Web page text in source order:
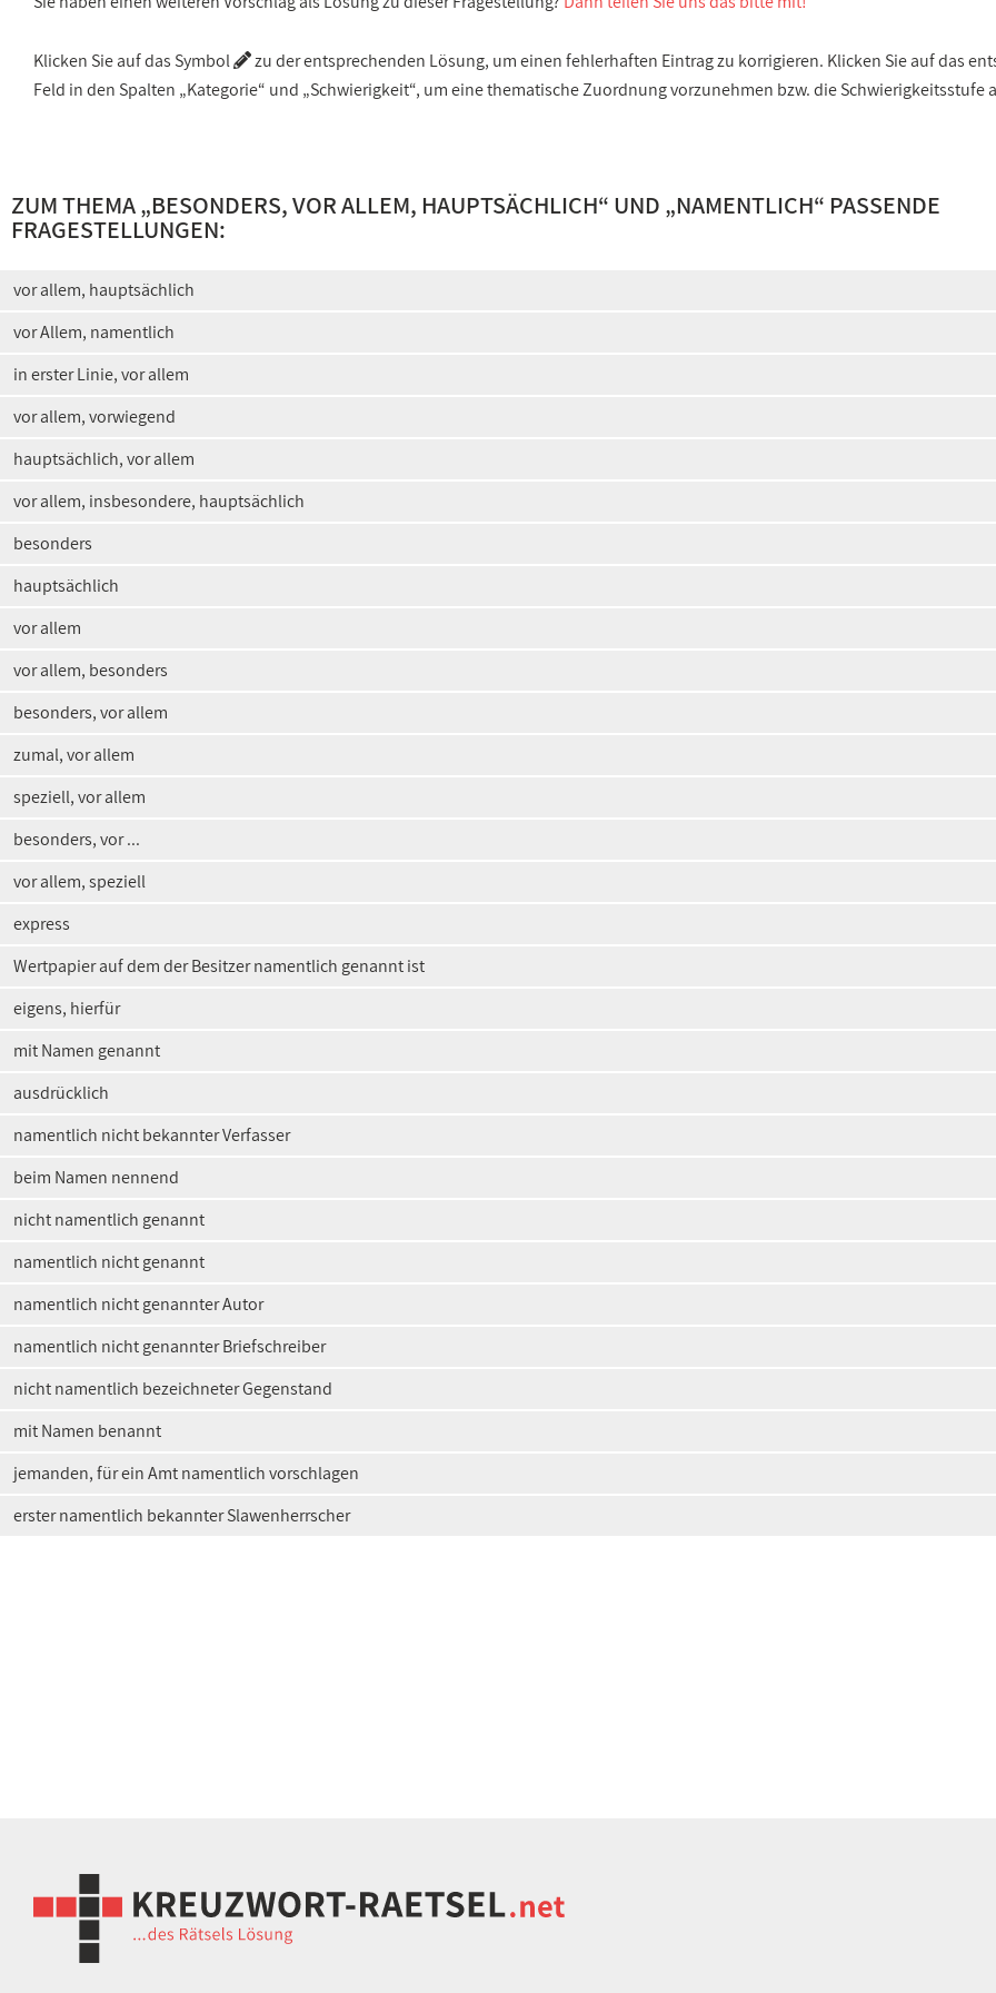
Klicken Sie auf das Symbol
zu der entsprechenden Lösung, um einen fehlerhaften Eintrag zu korrigieren. Klicken Sie auf das
Feld in den Spalten „Kategorie“ und „Schwierigkeit“, um eine thematische Zuordnung vorzunehmen bzw. die Schwierigkeitsstufe
ZUM THEMA „BESONDERS, VOR ALLEM, HAUPTSÄCHLICH“ UND „NAMENTLICH“ PASSENDE
FRAGESTELLUNGEN:
vor allem, hauptsächlich
vor Allem, namentlich
in erster Linie, vor allem
vor allem, vorwiegend
hauptsächlich, vor allem
vor allem, insbesondere, hauptsächlich
besonders
hauptsächlich
vor allem
vor allem, besonders
besonders, vor allem
zumal, vor allem
speziell, vor allem
besonders, vor ...
vor allem, speziell
express
Wertpapier auf dem der Besitzer namentlich genannt ist
eigens, hierfür
mit Namen genannt
ausdrücklich
namentlich nicht bekannter Verfasser
beim Namen nennend
nicht namentlich genannt
namentlich nicht genannt
namentlich nicht genannter Autor
namentlich nicht genannter Briefschreiber
nicht namentlich bezeichneter Gegenstand
mit Namen benannt
jemanden, für ein Amt namentlich vorschlagen
erster namentlich bekannter Slawenherrscher